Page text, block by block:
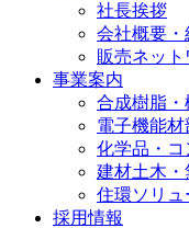
社長挨拶
会社概要
販売ネット
事業案内
合成樹脂・
電子機能材
化学品・コ
建材土木・
住環ソリュ
採用情報